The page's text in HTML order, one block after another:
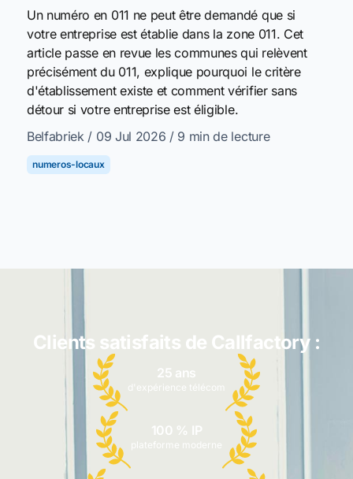
Un numéro en 011 ne peut être demandé que si
votre entreprise est établie dans la zone 011. Cet
article passe en revue les communes qui relèvent
précisément du 011, explique pourquoi le critère
d'établissement existe et comment vérifier sans
détour si votre entreprise est éligible.
Belfabriek / 09 Jul 2026 / 9 min de lecture
numeros-locaux
Clients satisfaits de Callfactory :
25 ans
d'expérience télécom
100 % IP
plateforme moderne